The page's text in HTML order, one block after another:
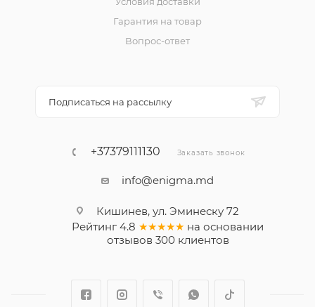
Гарантия на товар
Вопрос-ответ
Подписаться на рассылку
+37379111130 Заказать звонок
info@enigma.md
Кишинев, ул. Эминеску 72
Рейтинг 4.8 ★★★★★ на основании
отзывов 300клиентов